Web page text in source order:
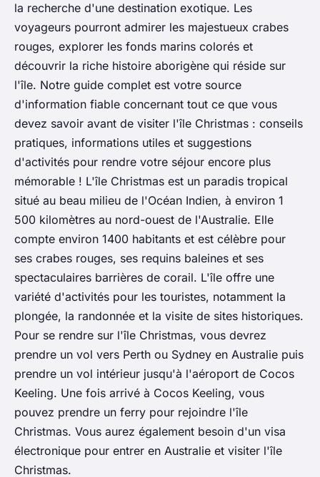
la recherche d'une destination exotique. Les
voyageurs pourront admirer les majestueux crabes
rouges, explorer les fonds marins colorés et
découvrir la riche histoire aborigène qui réside sur
l'île. Notre guide complet est votre source
d'information fiable concernant tout ce que vous
devez savoir avant de visiter l'île Christmas : conseils
pratiques, informations utiles et suggestions
d'activités pour rendre votre séjour encore plus
mémorable ! L'île Christmas est un paradis tropical
situé au beau milieu de l'Océan Indien, à environ 1
500 kilomètres au nord-ouest de l'Australie. Elle
compte environ 1400 habitants et est célèbre pour
ses crabes rouges, ses requins baleines et ses
spectaculaires barrières de corail. L'île offre une
variété d'activités pour les touristes, notamment la
plongée, la randonnée et la visite de sites historiques.
Pour se rendre sur l'île Christmas, vous devrez
prendre un vol vers Perth ou Sydney en Australie puis
prendre un vol intérieur jusqu'à l'aéroport de Cocos
Keeling. Une fois arrivé à Cocos Keeling, vous
pouvez prendre un ferry pour rejoindre l'île
Christmas. Vous aurez également besoin d'un visa
électronique pour entrer en Australie et visiter l'île
Christmas.